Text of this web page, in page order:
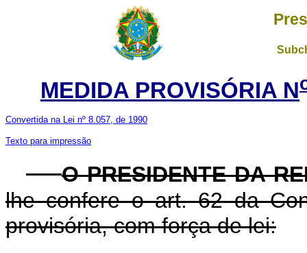
MEDIDA PROVISÓRIA N
Convertida na Lei nº 8.057, de 1990
Texto para impressão
O PRESIDENTE DA
lhe confere o art. 62 da
provisória, com força de lei: